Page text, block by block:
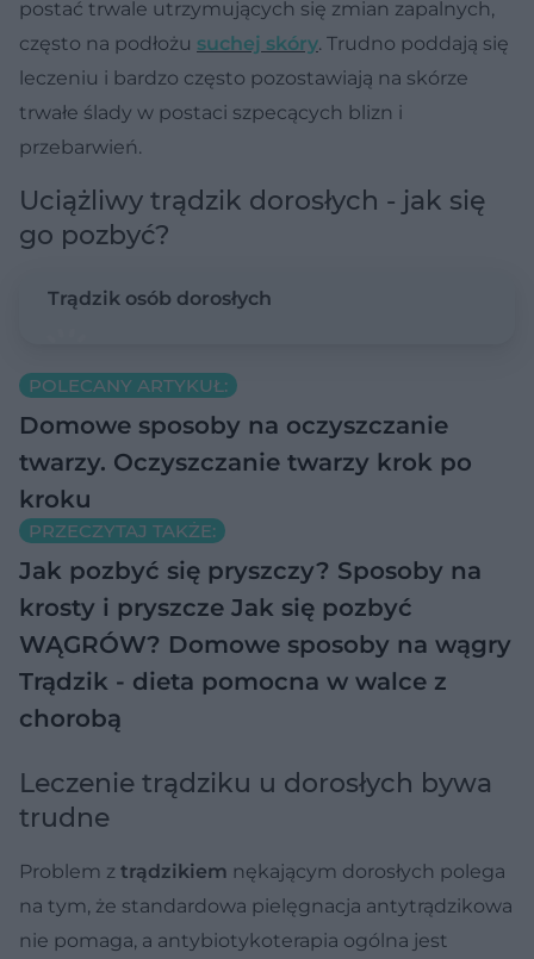
postać trwale utrzymujących się zmian zapalnych,
często na podłożu suchej skóry. Trudno poddają się
leczeniu i bardzo często pozostawiają na skórze
trwałe ślady w postaci szpecących blizn i
przebarwień.
Uciążliwy trądzik dorosłych - jak się
go pozbyć?
Trądzik osób dorosłych
POLECANY ARTYKUŁ:
Domowe sposoby na oczyszczanie
twarzy. Oczyszczanie twarzy krok po
kroku
PRZECZYTAJ TAKŻE:
Jak pozbyć się pryszczy? Sposoby na
krosty i pryszcze Jak się pozbyć
WĄGRÓW? Domowe sposoby na wągry
Trądzik - dieta pomocna w walce z
chorobą
Leczenie trądziku u dorosłych bywa
trudne
Problem z trądzikiem nękającym dorosłych polega
na tym, że standardowa pielęgnacja antytrądzikowa
nie pomaga, a antybiotykoterapia ogólna jest